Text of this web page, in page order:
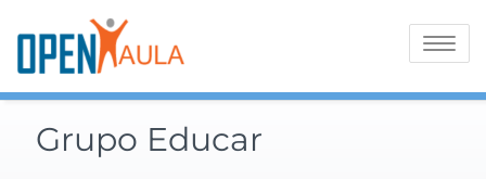
contenido
Alternar
Grupo Educar